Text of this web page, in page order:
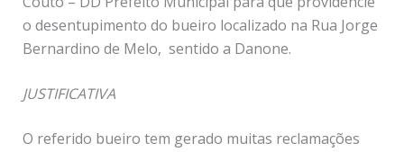
o desentupimento do bueiro localizado na Rua Jorge
Bernardino de Melo, sentido a Danone.
JUSTIFICATIVA
O referido bueiro tem gerado muitas reclamações